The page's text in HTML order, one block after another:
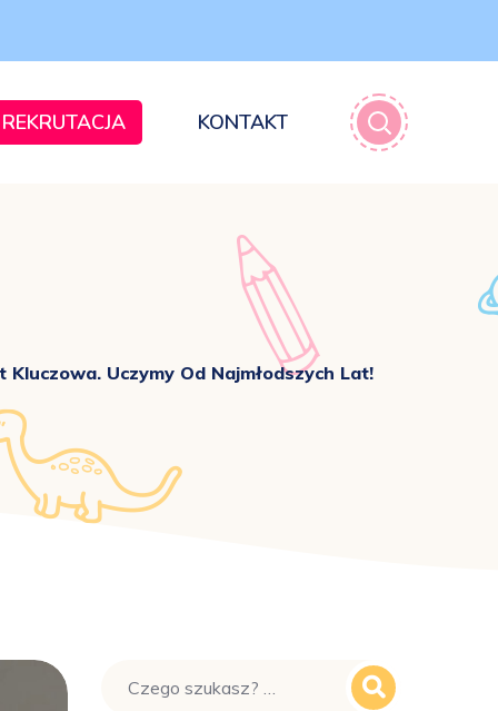
REKRUTACJA KONTAKT
Uczymy Od Najmłodszych Lat!